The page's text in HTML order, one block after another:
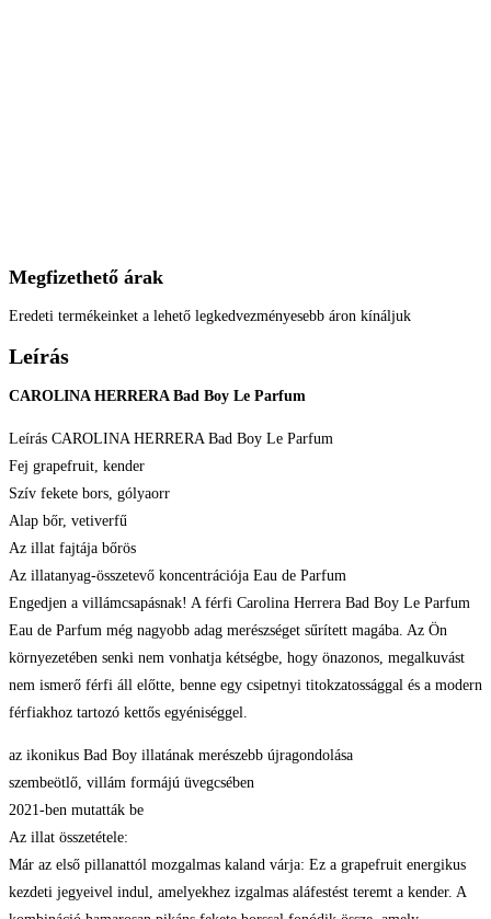
Megfizethető árak
Eredeti termékeinket a lehető legkedvezményesebb áron kínáljuk
Leírás
CAROLINA HERRERA Bad Boy Le Parfum
Leírás CAROLINA HERRERA Bad Boy Le Parfum
Fej grapefruit, kender
Szív fekete bors, gólyaorr
Alap bőr, vetiverfű
Az illat fajtája bőrös
Az illatanyag-összetevő koncentrációja Eau de Parfum
Engedjen a villámcsapásnak! A férfi Carolina Herrera Bad Boy Le Parfum
Eau de Parfum még nagyobb adag merészséget sűrített magába. Az Ön
környezetében senki nem vonhatja kétségbe, hogy önazonos, megalkuvást
nem ismerő férfi áll előtte, benne egy csipetnyi titokzatossággal és a modern
férfiakhoz tartozó kettős egyéniséggel.
az ikonikus Bad Boy illatának merészebb újragondolása
szembeötlő, villám formájú üvegcsében
2021-ben mutatták be
Az illat összetétele:
Már az első pillanattól mozgalmas kaland várja: Ez a grapefruit energikus
kezdeti jegyeivel indul, amelyekhez izgalmas aláfestést teremt a kender. A